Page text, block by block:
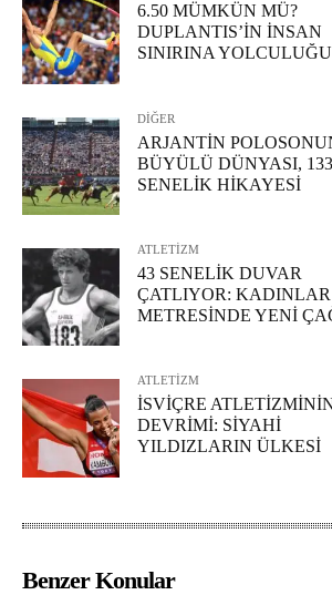
6.50 MÜMKÜN MÜ?
DUPLANTIS’İN İNSAN
SINIRINA YOLCULUĞU
DİĞER
ARJANTİN
BÜYÜLÜ DÜNYASI, 133
SENELİK HİKAYESİ
ATLETİZM
43 SENELİK DUVAR
ÇATLIYOR: KADINLAR
METRESİNDE YENİ
ATLETİZM
İSVİÇRE
DEVRİMİ: SİYAHİ
YILDIZLARIN ÜLKESİ
Benzer Konular